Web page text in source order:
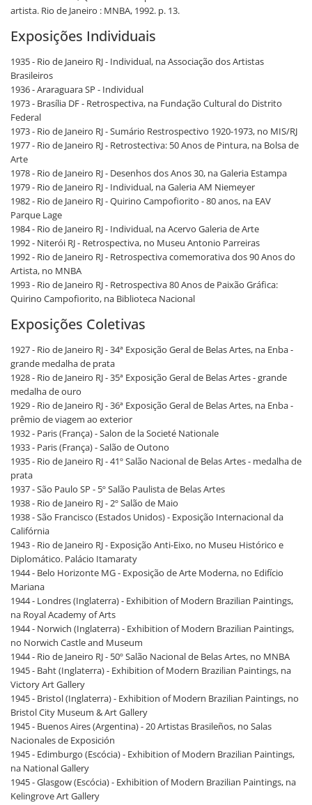
artista. Rio de Janeiro : MNBA, 1992. p. 13.
Exposições Individuais
1935 - Rio de Janeiro RJ - Individual, na Associação dos Artistas
Brasileiros
1936 - Araraguara SP - Individual
1973 - Brasília DF - Retrospectiva, na Fundação Cultural do Distrito
Federal
1973 - Rio de Janeiro RJ - Sumário Restrospectivo 1920-1973, no MIS/RJ
1977 - Rio de Janeiro RJ - Retrostectiva: 50 Anos de Pintura, na Bolsa de
Arte
1978 - Rio de Janeiro RJ - Desenhos dos Anos 30, na Galeria Estampa
1979 - Rio de Janeiro RJ - Individual, na Galeria AM Niemeyer
1982 - Rio de Janeiro RJ - Quirino Campofiorito - 80 anos, na EAV
Parque Lage
1984 - Rio de Janeiro RJ - Individual, na Acervo Galeria de Arte
1992 - Niterói RJ - Retrospectiva, no Museu Antonio Parreiras
1992 - Rio de Janeiro RJ - Retrospectiva comemorativa dos 90 Anos do
Artista, no MNBA
1993 - Rio de Janeiro RJ - Retrospectiva 80 Anos de Paixão Gráfica:
Quirino Campofiorito, na Biblioteca Nacional
Exposições Coletivas
1927 - Rio de Janeiro RJ - 34ª Exposição Geral de Belas Artes, na Enba -
grande medalha de prata
1928 - Rio de Janeiro RJ - 35ª Exposição Geral de Belas Artes - grande
medalha de ouro
1929 - Rio de Janeiro RJ - 36ª Exposição Geral de Belas Artes, na Enba -
prêmio de viagem ao exterior
1932 - Paris (França) - Salon de la Societé Nationale
1933 - Paris (França) - Salão de Outono
1935 - Rio de Janeiro RJ - 41º Salão Nacional de Belas Artes - medalha de
prata
1937 - São Paulo SP - 5º Salão Paulista de Belas Artes
1938 - Rio de Janeiro RJ - 2º Salão de Maio
1938 - São Francisco (Estados Unidos) - Exposição Internacional da
Califórnia
1943 - Rio de Janeiro RJ - Exposição Anti-Eixo, no Museu Histórico e
Diplomático. Palácio Itamaraty
1944 - Belo Horizonte MG - Exposição de Arte Moderna, no Edifício
Mariana
1944 - Londres (Inglaterra) - Exhibition of Modern Brazilian Paintings,
na Royal Academy of Arts
1944 - Norwich (Inglaterra) - Exhibition of Modern Brazilian Paintings,
no Norwich Castle and Museum
1944 - Rio de Janeiro RJ - 50º Salão Nacional de Belas Artes, no MNBA
1945 - Baht (Inglaterra) - Exhibition of Modern Brazilian Paintings, na
Victory Art Gallery
1945 - Bristol (Inglaterra) - Exhibition of Modern Brazilian Paintings, no
Bristol City Museum & Art Gallery
1945 - Buenos Aires (Argentina) - 20 Artistas Brasileños, no Salas
Nacionales de Exposición
1945 - Edimburgo (Escócia) - Exhibition of Modern Brazilian Paintings,
na National Gallery
1945 - Glasgow (Escócia) - Exhibition of Modern Brazilian Paintings, na
Kelingrove Art Gallery